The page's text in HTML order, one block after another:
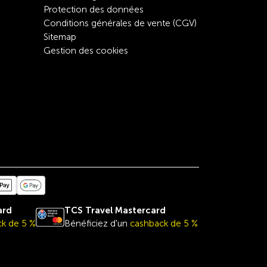
Protection des données
Conditions générales de vente (CGV)
Sitemap
Gestion des cookies
de 5 %
TCS Travel Mastercard
Bénéficiez d'un cashback de 5 %